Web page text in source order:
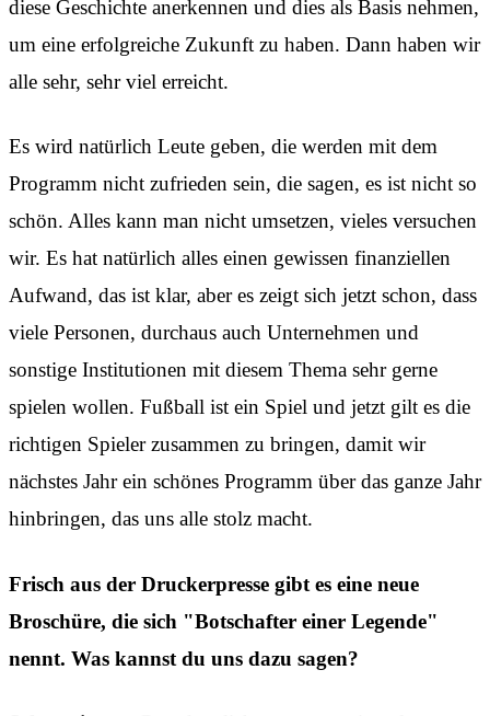
diese Geschichte anerkennen und dies als Basis nehmen,
um eine erfolgreiche Zukunft zu haben. Dann haben wir
alle sehr, sehr viel erreicht.
Es wird natürlich Leute geben, die werden mit dem
Programm nicht zufrieden sein, die sagen, es ist nicht so
schön. Alles kann man nicht umsetzen, vieles versuchen
wir. Es hat natürlich alles einen gewissen finanziellen
Aufwand, das ist klar, aber es zeigt sich jetzt schon, dass
viele Personen, durchaus auch Unternehmen und
sonstige Institutionen mit diesem Thema sehr gerne
spielen wollen. Fußball ist ein Spiel und jetzt gilt es die
richtigen Spieler zusammen zu bringen, damit wir
nächstes Jahr ein schönes Programm über das ganze Jahr
hinbringen, das uns alle stolz macht.
Frisch aus der Druckerpresse gibt es eine neue
Broschüre, die sich "Botschafter einer Legende"
nennt. Was kannst du uns dazu sagen?